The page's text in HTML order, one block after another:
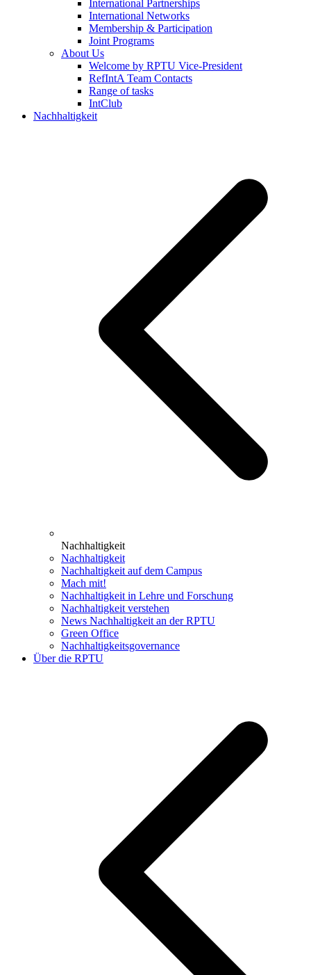
International Partnerships
International Networks
Membership & Participation
Joint Programs
About Us
Welcome by RPTU Vice-President
RefIntA Team Contacts
Range of tasks
IntClub
Nachhaltigkeit
Nachhaltigkeit
Nachhaltigkeit
Nachhaltigkeit auf dem Campus
Mach mit!
Nachhaltigkeit in Lehre und Forschung
Nachhaltigkeit verstehen
News Nachhaltigkeit an der RPTU
Green Office
Nachhaltigkeitsgovernance
Über die RPTU